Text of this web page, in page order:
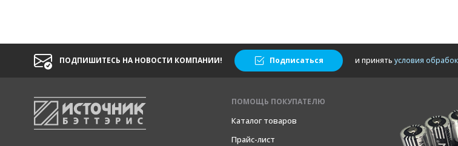
ПОДПИШИТЕСЬ НА НОВОСТИ КОМПАНИИ! Подписаться и принять условия
ПОМОЩЬ ПОКУПАТЕЛЮ
Каталог товаров
Прайс-лист